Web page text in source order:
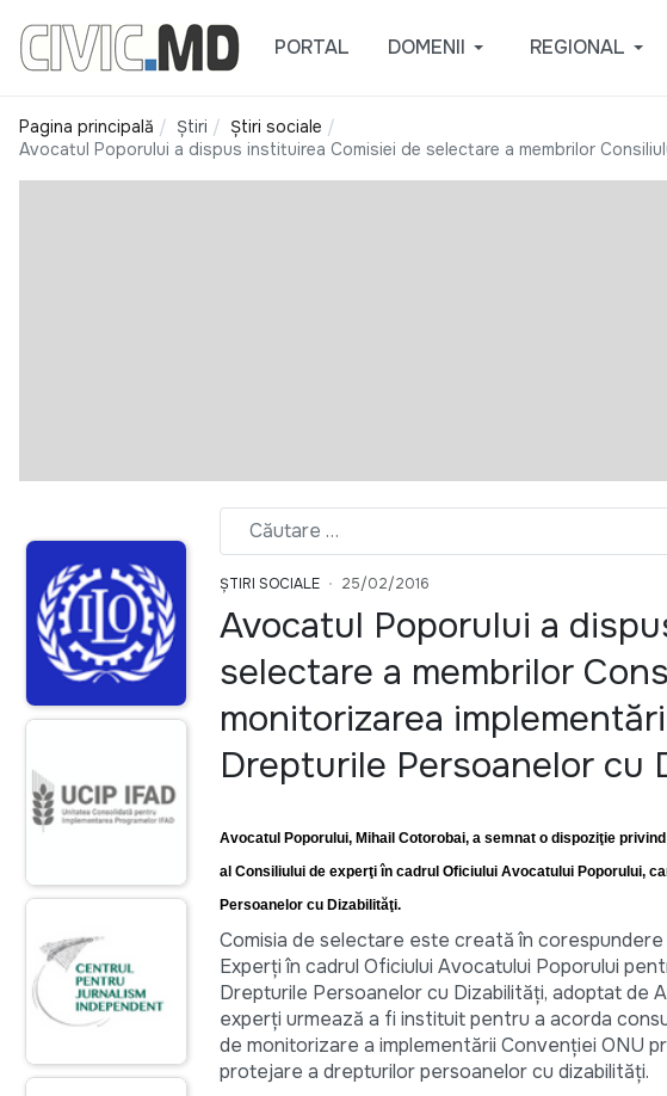
PORTAL DOMENII REGIONAL
Pagina principală Știri
Știri sociale
Avocatul Poporului a dispus instituirea Comisiei de selectare a membrilor
ȘTIRI SOCIALE 25/02/2016
Avocatul Poporului a
selectare a membrilor
monitorizarea
Drepturile Persoanelor cu
Avocatul Poporului, Mihail Cotorobai, a semnat o dispoziţie
al Consiliului de experţi în cadrul Oficiului Avocatului Poporului,
Persoanelor cu Dizabilităţi.
Comisia de selectare este creată în
Experți în cadrul Oficiului Avocatului Poporului
Drepturile Persoanelor cu Dizabilități, adoptat de
experți urmează a fi instituit pentru a acorda
de monitorizare a implementării Convenției ONU
protejare a drepturilor persoanelor cu dizabilități.